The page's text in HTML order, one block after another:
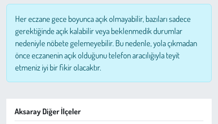
Her eczane gece boyunca açık olmayabilir, bazıları sadece
gerektiğinde açık kalabilir veya beklenmedik durumlar
nedeniyle nöbete gelemeyebilir. Bu nedenle, yola çıkmadan
önce eczanenin açık olduğunu telefon aracılığıyla teyit
etmeniz iyi bir fikir olacaktır.
Aksaray Diğer İlçeler
Kültür Sanat
Bilim - Teknoloji
İnsan Hakları
Hayvan Hakları